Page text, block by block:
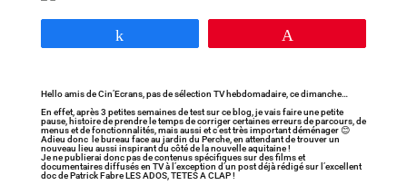
Hello amis de Cin’Ecrans, pas de sélection TV hebdomadaire, ce dimanche…
En effet, après 3 petites semaines de test sur ce blog, je vais faire une petite
pause, histoire de prendre le temps de corriger certaines erreurs de parcours, de
menus et de fonctionnalités, mais aussi et c’est très important déménager 😊
Adieu donc le bureau face au jardin du Perche, en attendant de trouver un
nouveau lieu aussi inspirant du côté de la nouvelle aquitaine !
Je ne publierai donc pas de contenus spécifiques sur des films et
documentaires diffusés en TV à l’exception d’un post déjà rédigé sur l’excellent
doc de Patrick Fabre LES ADOS, TETES A CLAP !